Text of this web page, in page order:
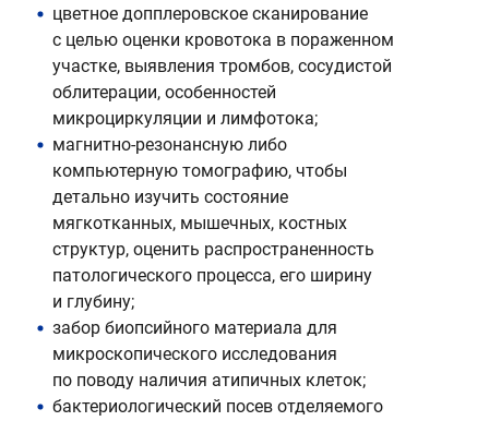
цветное допплеровское сканирование
с целью оценки кровотока в пораженном
участке, выявления тромбов, сосудистой
облитерации, особенностей
микроциркуляции и лимфотока;
магнитно-резонансную либо
компьютерную томографию, чтобы
детально изучить состояние
мягкотканных, мышечных, костных
структур, оценить распространенность
патологического процесса, его ширину
и глубину;
забор биопсийного материала для
микроскопического исследования
по поводу наличия атипичных клеток;
бактериологический посев отделяемого